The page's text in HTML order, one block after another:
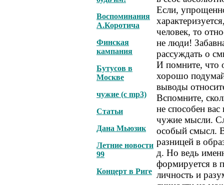
Воспоминания
А.Коротича
Финская
кампания
Бутусов в
Москве
чужие (с mp3)
Статьи
Дана Мьюзик
Летние новости
99
Концерт в Риге
Если,
человек, то
не люди!
рассуждать о
И помните, что
хорошо
выводы
Вспомните,
не способен
чужие мысли.
особый смысл.
разницей в
д. Но ведь
формируется в
личность и